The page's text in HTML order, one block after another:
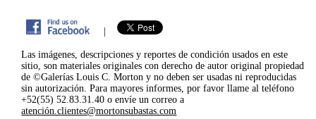
|
Las imágenes, descripciones y reportes de condición usados en este
sitio, son materiales originales con derecho de autor original propiedad
de ©Galerías Louis C. Morton y no deben ser usadas ni reproducidas
sin autorización. Para mayores informes, por favor llame al teléfono
+52(55) 52.83.31.40 o envíe un correo a
atención.clientes@mortonsubastas.com